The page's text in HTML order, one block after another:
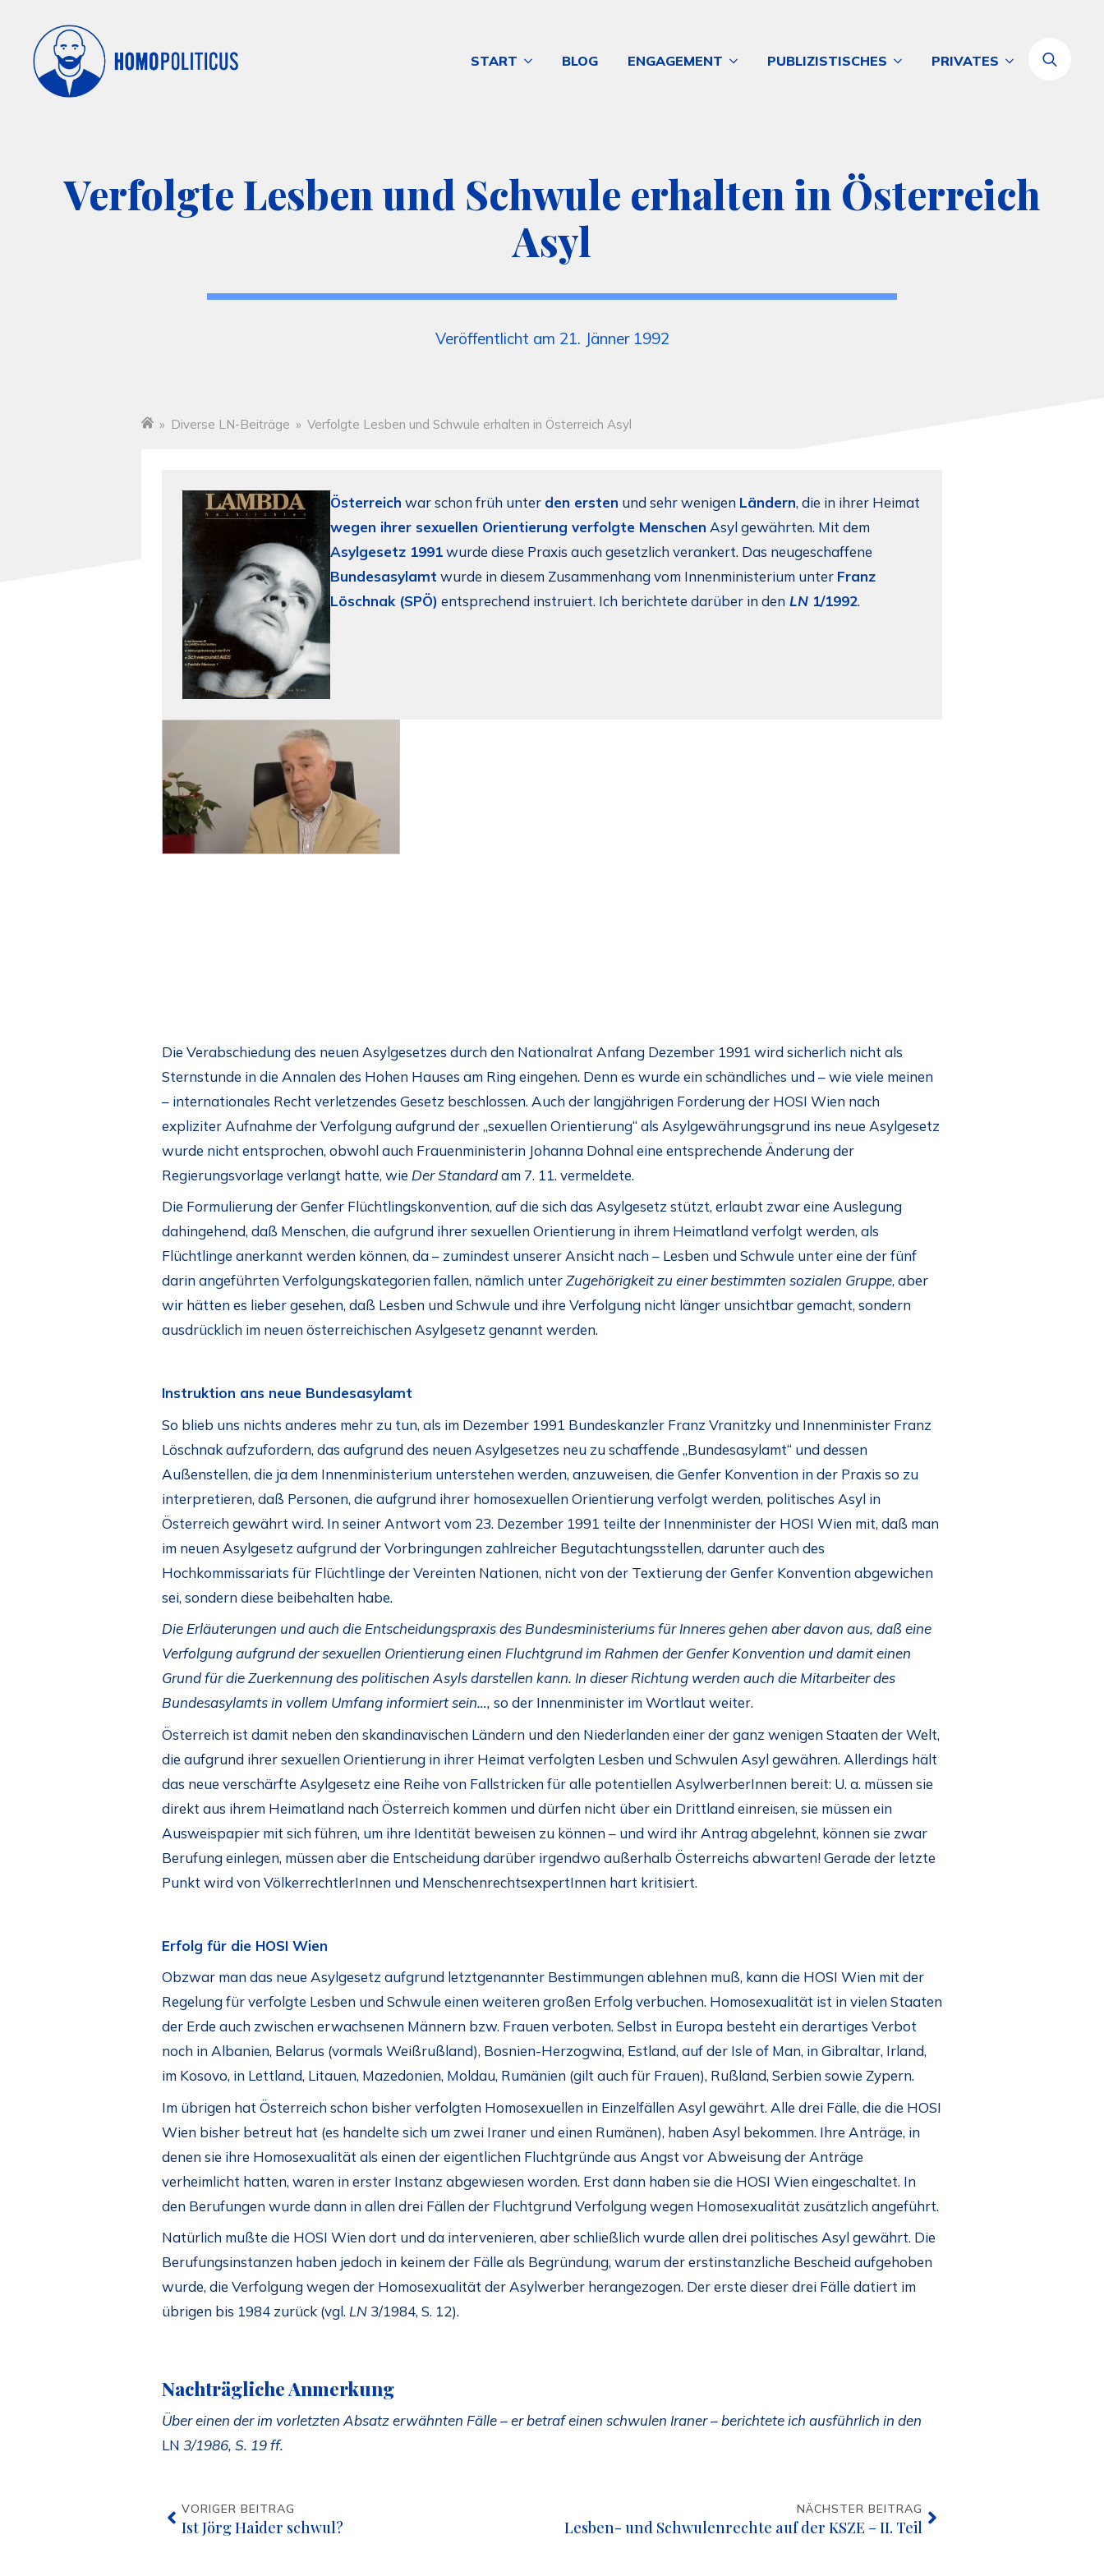
START BLOG ENGAGEMENT PUBLIZISTISCHES PRIVATES
Verfolgte Lesben und Schwule erhalten in Österreich
Asyl
Veröffentlicht am 21. Jänner 1992
» Diverse LN-Beiträge » Verfolgte Lesben und Schwule erhalten in Österreich Asyl
Österreich war schon früh unter den ersten und sehr wenigen Ländern, die in ihrer Heimat
wegen ihrer sexuellen Orientierung verfolgte Menschen Asyl gewährten. Mit dem
Asylgesetz 1991wurde diese Praxis auch gesetzlich verankert. Das neugeschaffene
Bundesasylamt wurde in diesem Zusammenhang vom Innenministerium unter Franz
Löschnak (SPÖ) entsprechend instruiert. Ich berichtete darüber in den LN 1/1992.
Die Verabschiedung des neuen Asylgesetzes durch den Nationalrat Anfang Dezember 1991 wird sicherlich nicht als
Sternstunde in die Annalen des Hohen Hauses am Ring eingehen. Denn es wurde ein schändliches und – wie viele meinen
– internationales Recht verletzendes Gesetz beschlossen. Auch der langjährigen Forderung der HOSI Wien nach
expliziter Aufnahme der Verfolgung aufgrund der „sexuellen Orientierung“ als Asylgewährungsgrund ins neue Asylgesetz
wurde nicht entsprochen, obwohl auch Frauenministerin Johanna Dohnal eine entsprechende Änderung der
Regierungsvorlage verlangt hatte, wie Der Standardam 7. 11. vermeldete.
Die Formulierung der Genfer Flüchtlingskonvention, auf die sich das Asylgesetz stützt, erlaubt zwar eine Auslegung
dahingehend, daß Menschen, die aufgrund ihrer sexuellen Orientierung in ihrem Heimatland verfolgt werden, als
Flüchtlinge anerkannt werden können, da – zumindest unserer Ansicht nach – Lesben und Schwule unter eine der fünf
darin angeführten Verfolgungskategorien fallen, nämlich unterZugehörigkeit zu einer bestimmten sozialen Gruppe, aber
wir hätten es lieber gesehen, daß Lesben und Schwule und ihre Verfolgung nicht länger unsichtbar gemacht, sondern
ausdrücklich im neuen österreichischen Asylgesetz genannt werden.
Instruktion ans neue Bundesasylamt
So blieb uns nichts anderes mehr zu tun, als im Dezember 1991 Bundeskanzler Franz Vranitzky und Innenminister Franz
Löschnak aufzufordern, das aufgrund des neuen Asylgesetzes neu zu schaffende „Bundesasylamt“ und dessen
Außenstellen, die ja dem Innenministerium unterstehen werden, anzuweisen, die Genfer Konvention in der Praxis so zu
interpretieren, daß Personen, die aufgrund ihrer homosexuellen Orientierung verfolgt werden, politisches Asyl in
Österreich gewährt wird. In seiner Antwort vom 23. Dezember 1991 teilte der Innenminister der HOSI Wien mit, daß man
im neuen Asylgesetz aufgrund der Vorbringungen zahlreicher Begutachtungsstellen, darunter auch des
Hochkommissariats für Flüchtlinge der Vereinten Nationen, nicht von der Textierung der Genfer Konvention abgewichen
sei, sondern diese beibehalten habe.
Die Erläuterungen und auch die Entscheidungspraxis des Bundesministeriums für Inneres gehen aber davon aus, daß eine
Verfolgung aufgrund der sexuellen Orientierung einen Fluchtgrund im Rahmen der Genfer Konvention und damit einen
Grund für die Zuerkennung des politischen Asyls darstellen kann. In dieser Richtung werden auch die Mitarbeiter des
Bundesasylamts in vollem Umfang informiert sein…, so der Innenminister im Wortlaut weiter.
Österreich ist damit neben den skandinavischen Ländern und den Niederlanden einer der ganz wenigen Staaten der Welt,
die aufgrund ihrer sexuellen Orientierung in ihrer Heimat verfolgten Lesben und Schwulen Asyl gewähren. Allerdings hält
das neue verschärfte Asylgesetz eine Reihe von Fallstricken für alle potentiellen AsylwerberInnen bereit: U. a. müssen sie
direkt aus ihrem Heimatland nach Österreich kommen und dürfen nicht über ein Drittland einreisen, sie müssen ein
Ausweispapier mit sich führen, um ihre Identität beweisen zu können – und wird ihr Antrag abgelehnt, können sie zwar
Berufung einlegen, müssen aber die Entscheidung darüber irgendwo außerhalb Österreichs abwarten! Gerade der letzte
Punkt wird von VölkerrechtlerInnen und MenschenrechtsexpertInnen hart kritisiert.
Erfolg für die HOSI Wien
Obzwar man das neue Asylgesetz aufgrund letztgenannter Bestimmungen ablehnen muß, kann die HOSI Wien mit der
Regelung für verfolgte Lesben und Schwule einen weiteren großen Erfolg verbuchen. Homosexualität ist in vielen Staaten
der Erde auch zwischen erwachsenen Männern bzw. Frauen verboten. Selbst in Europa besteht ein derartiges Verbot
noch in Albanien, Belarus (vormals Weißrußland), Bosnien-Herzogwina, Estland, auf der Isle of Man, in Gibraltar, Irland,
im Kosovo, in Lettland, Litauen, Mazedonien, Moldau, Rumänien (gilt auch für Frauen), Rußland, Serbien sowie Zypern.
Im übrigen hat Österreich schon bisher verfolgten Homosexuellen in Einzelfällen Asyl gewährt. Alle drei Fälle, die die HOSI
Wien bisher betreut hat (es handelte sich um zwei Iraner und einen Rumänen), haben Asyl bekommen. Ihre Anträge, in
denen sie ihre Homosexualität als einen der eigentlichen Fluchtgründe aus Angst vor Abweisung der Anträge
verheimlicht hatten, waren in erster Instanz abgewiesen worden. Erst dann haben sie die HOSI Wien eingeschaltet. In
den Berufungen wurde dann in allen drei Fällen der Fluchtgrund Verfolgung wegen Homosexualität zusätzlich angeführt.
Natürlich mußte die HOSI Wien dort und da intervenieren, aber schließlich wurde allen drei politisches Asyl gewährt. Die
Berufungsinstanzen haben jedoch in keinem der Fälle als Begründung, warum der erstinstanzliche Bescheid aufgehoben
wurde, die Verfolgung wegen der Homosexualität der Asylwerber herangezogen. Der erste dieser drei Fälle datiert im
übrigen bis 1984 zurück (vgl.LN 3/1984, S. 12).
Nachträgliche Anmerkung
Über einen der im vorletzten Absatz erwähnten Fälle – er betraf einen schwulen Iraner – berichtete ich ausführlich in den
LN 3/1986, S. 19 ff.
VORIGER BEITRAG
Ist Jörg Haider schwul?
NÄCHSTER BEITRAG
Lesben- und Schwulenrechte auf der KSZE – II. Teil